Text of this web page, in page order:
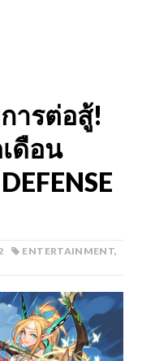
ารต่อสู้!
ดือน
ENTERTAINMENT,